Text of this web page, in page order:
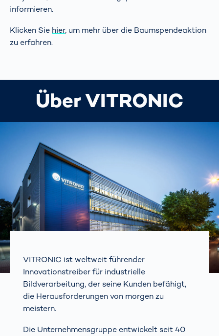
informieren.
Klicken Sie hier, um mehr über die Baumspendeaktion
zu erfahren.
Über VITRONIC
VITRONIC ist weltweit führender
Innovationstreiber für industrielle
Bildverarbeitung, der seine Kunden befähigt,
die Herausforderungen von morgen zu
meistern.
Die Unternehmensgruppe entwickelt seit 40